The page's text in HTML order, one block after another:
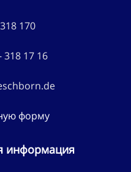
170
318 17 16
форму
информация